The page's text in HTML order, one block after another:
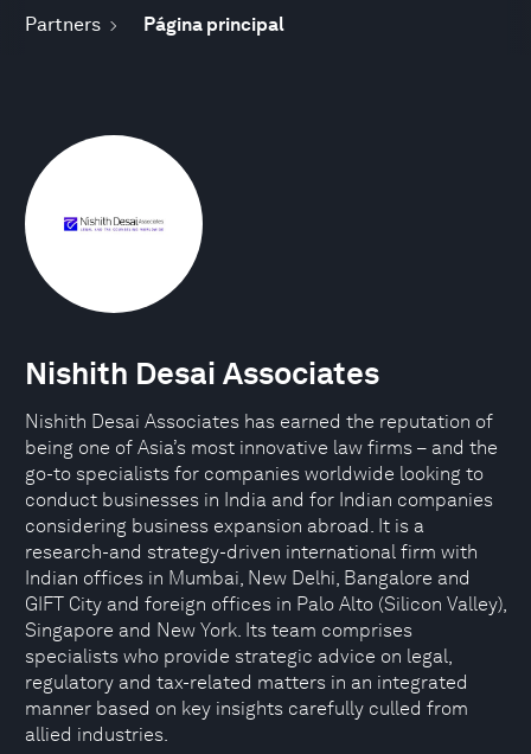
Partners Página principal
Nishith Desai Associates
Nishith Desai Associates has earned the reputation of
being one of Asia’s most innovative law firms – and the
go-to specialists for companies worldwide looking to
conduct businesses in India and for Indian companies
considering business expansion abroad. It is a
research-and strategy-driven international firm with
Indian offices in Mumbai, New Delhi, Bangalore and
GIFT City and foreign offices in Palo Alto (Silicon Valley),
Singapore and New York. Its team comprises
specialists who provide strategic advice on legal,
regulatory and tax-related matters in an integrated
manner based on key insights carefully culled from
allied industries.